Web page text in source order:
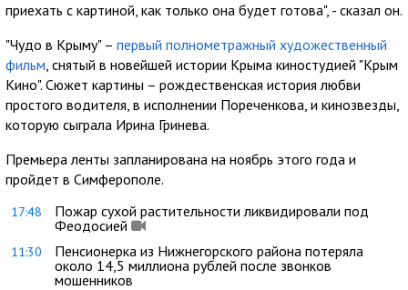
приехать с картиной, как только она будет готова", - сказал он.
"Чудо в Крыму" – первый полнометражный художественный
фильм, снятый в новейшей истории Крыма киностудией "Крым
Кино". Сюжет картины – рождественская история любви
простого водителя, в исполнении Пореченкова, и кинозвезды,
которую сыграла Ирина Гринева.
Премьера ленты запланирована на ноябрь этого года и
пройдет в Симферополе.
17:48
Пожар сухой растительности ликвидировали под
Феодосией
11:30
Пенсионерка из Нижнегорского района потеряла
около 14,5 миллиона рублей после звонков
мошенников